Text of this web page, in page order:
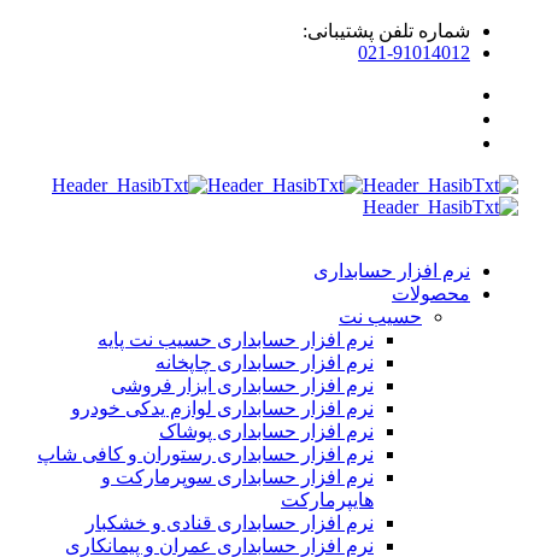
تلفن پشتیبانی:
021-
افزار حسابداری
حسیب نت
نرم افزار حسابداری حسیب نت پایه
نرم افزار حسابداری چاپخانه
نرم افزار حسابداری ابزار فروشی
نرم افزار حسابداری لوازم یدکی خودرو
نرم افزار حسابداری پوشاک
نرم افزار حسابداری رستوران و کافی شاپ
نرم افزار حسابداری سوپرمارکت و
هایپرمارکت
نرم افزار حسابداری قنادی و خشکبار
نرم افزار حسابداری عمران و پیمانکاری